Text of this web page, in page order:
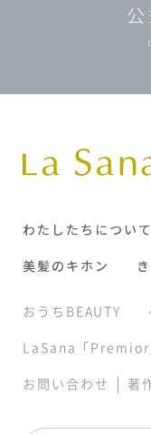
わたしたちについて
美髪のキホン
おうちBEAUTY
LaSana「Premior
お問い合わせ | 著